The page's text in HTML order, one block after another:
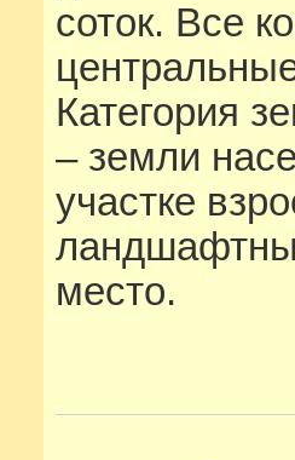
соток. Все
Категория
– земли
участке
место.